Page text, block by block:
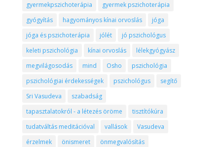
gyermekpszichoterápia
gyermek pszichoterápia
gyógyítás
hagyományos kínai orvoslás
jóga
jóga és pszichoterápia
jólét
jó pszichológus
keleti pszichológia
kínai orvoslás
lélekgyógyász
megvilágosodás
mind Osho
pszichológia
pszichológiai érdekességek
pszichológus
segítő
Sri Vasudeva
szabadság
tapasztalatokról - a létezés öröme
tisztítókúra
tudatváltás meditációval
vallások
Vasudeva
érzelmek
önismeret
önmegvalósítás